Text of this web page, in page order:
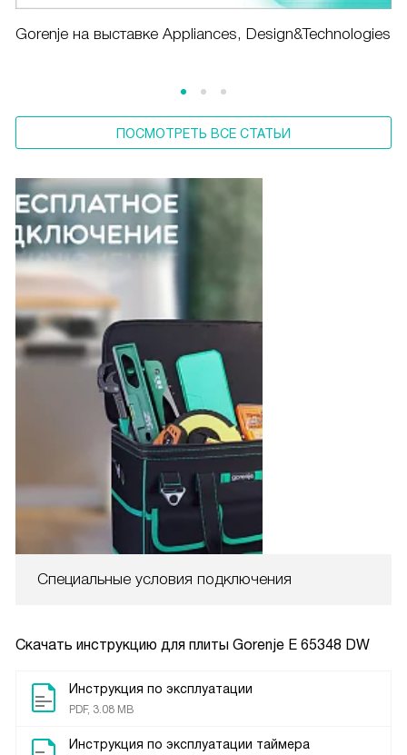
Специальные условия подключения
Скачать инструкцию для плиты Gorenje E 65348 DW
Инструкция по эксплуатации
PDF, 3.08 MB
Инструкция по эксплуатации таймера
Gorenje на выставке Appliances, Design&Technologies
ПОСМОТРЕТЬ ВСЕ СТАТЬИ